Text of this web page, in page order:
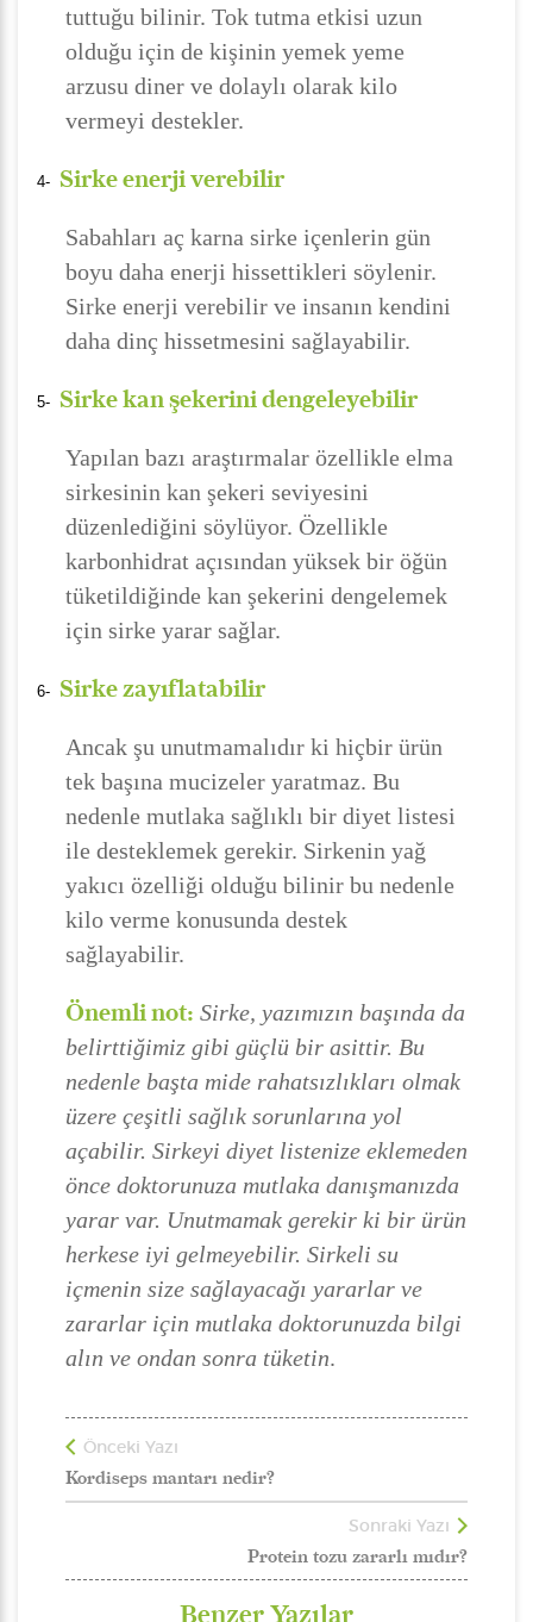
tuttuğu bilinir. Tok tutma etkisi uzun
olduğu için de kişinin yemek yeme
arzusu diner ve dolaylı olarak kilo
vermeyi destekler.
4- Sirke enerji verebilir
Sabahları aç karna sirke içenlerin gün
boyu daha enerji hissettikleri söylenir.
Sirke enerji verebilir ve insanın kendini
daha dinç hissetmesini sağlayabilir.
5- Sirke kan şekerini dengeleyebilir
Yapılan bazı araştırmalar özellikle elma
sirkesinin kan şekeri seviyesini
düzenlediğini söylüyor. Özellikle
karbonhidrat açısından yüksek bir öğün
tüketildiğinde kan şekerini dengelemek
için sirke yarar sağlar.
6- Sirke zayıflatabilir
Ancak şu unutmamalıdır ki hiçbir ürün
tek başına mucizeler yaratmaz. Bu
nedenle mutlaka sağlıklı bir diyet listesi
ile desteklemek gerekir. Sirkenin yağ
yakıcı özelliği olduğu bilinir bu nedenle
kilo verme konusunda destek
sağlayabilir.
Önemli not: Sirke, yazımızın başında da
belirttiğimiz gibi güçlü bir asittir. Bu
nedenle başta mide rahatsızlıkları olmak
üzere çeşitli sağlık sorunlarına yol
açabilir. Sirkeyi diyet listenize eklemeden
önce doktorunuza mutlaka danışmanızda
yarar var. Unutmamak gerekir ki bir ürün
herkese iyi gelmeyebilir. Sirkeli su
içmenin size sağlayacağı yararlar ve
zararlar için mutlaka doktorunuzda bilgi
alın ve ondan sonra tüketin.
Önceki Yazı
Kordiseps mantarı nedir?
Sonraki Yazı
Protein tozu zararlı mıdır?
Benzer Yazılar